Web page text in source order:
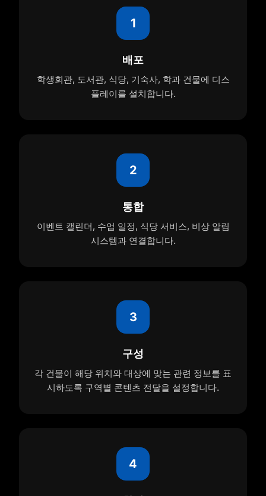
1
배포
학생회관, 도서관, 식당, 기숙사, 학과 건물에 디스
플레이를 설치합니다.
2
통합
이벤트 캘린더, 수업 일정, 식당 서비스, 비상 알림
시스템과 연결합니다.
3
구성
각 건물이 해당 위치와 대상에 맞는 관련 정보를 표
시하도록 구역별 콘텐츠 전달을 설정합니다.
4